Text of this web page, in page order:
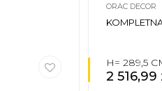
ORAC DECOR
H= 289,5
2 516,99